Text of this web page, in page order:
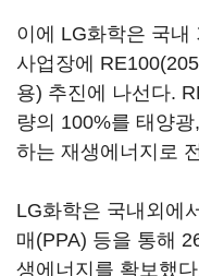
이에 LG화학은 국내
사업장에
용) 추진에 나선다.
량의 100%를 태양
하는 재생에너지로
LG화학은 국내외에
매(PPA) 등을 통해
생에너지를 확보했